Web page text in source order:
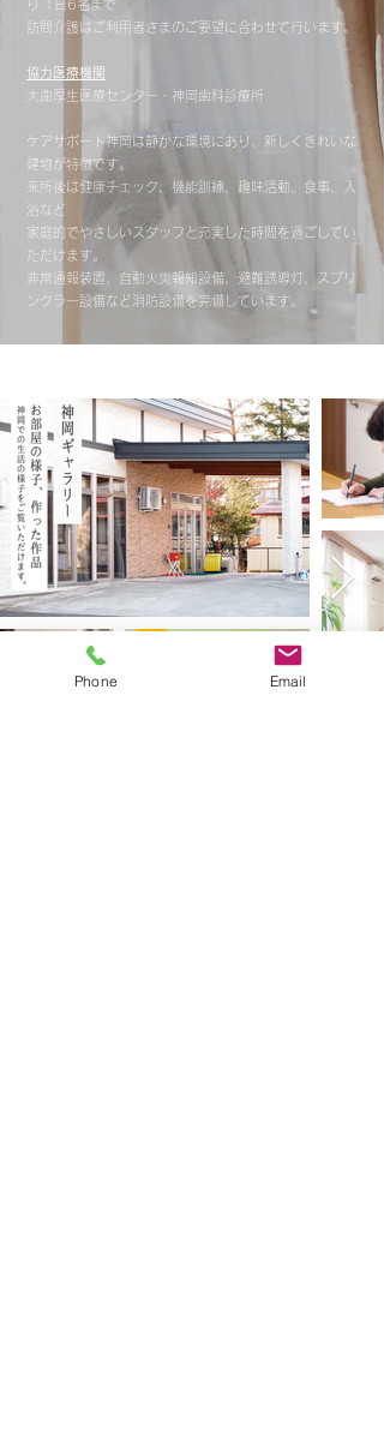
り 1日6名まで
訪問介護はご利用者さまのご要望に合わせて行います。
協力医療機関
大曲厚生医療センター・神岡歯科診療所
ケアサポート神岡は静かな環境にあり、新しくきれいな
建物が特徴です。
来所後は健康チェック、機能訓練、趣味活動、食事、入
浴など
​家庭的でやさしいスタッフと充実した時間を過ごしてい
ただけます。
​​非常通報装置、自動火災報知設備、避難誘導灯、スプリ
ンクラー設備など消防設備を完備しています。
Phone Email